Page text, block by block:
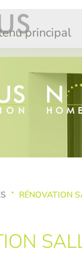
principal
RÉNOVATION